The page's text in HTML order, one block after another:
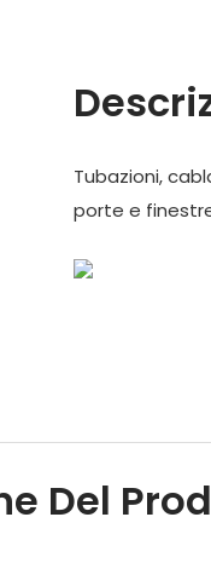
Tubazioni,
porte e
Del